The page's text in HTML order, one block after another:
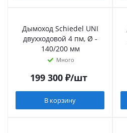
Дымоход Schiedel UNI
двухходовой 4 пм, Ø -
140/200 мм
Много
199 300₽/шт
В корзину